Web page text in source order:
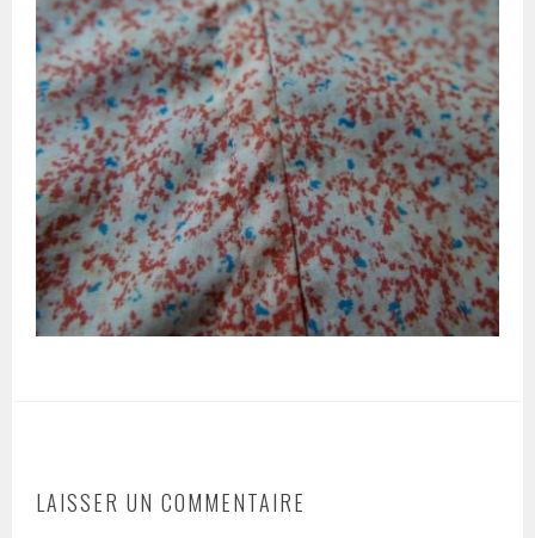
LAISSER UN COMMENTAIRE